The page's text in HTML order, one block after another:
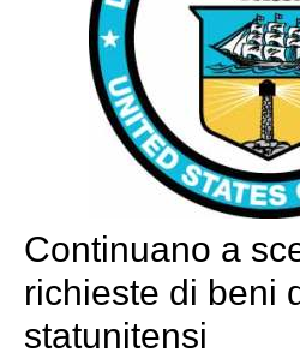
Continuano a
richieste di beni
statunitensi